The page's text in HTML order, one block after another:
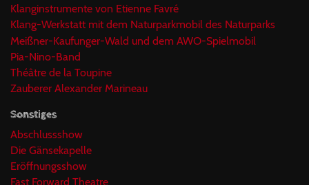
Klanginstrumente von Etienne Favré
Klang-Werkstatt mit dem Naturparkmobil des Naturparks
Meißner-Kaufunger-Wald und dem AWO-Spielmobil
Pia-Nino-Band
Théâtre de la Toupine
Zauberer Alexander Marineau
Sonstiges
Abschlussshow
Die Gänsekapelle
Eröffnungsshow
Fast Forward Theatre